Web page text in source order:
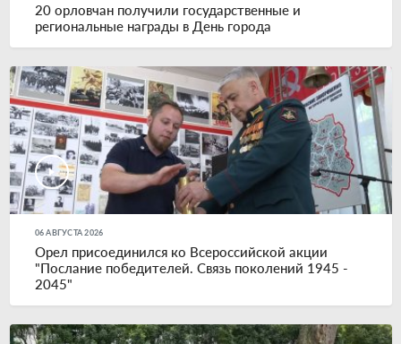
20 орловчан получили государственные и
региональные награды в День города
06 АВГУСТА 2026
Орел присоединился ко Всероссийской акции
"Послание победителей. Связь поколений 1945 -
2045"